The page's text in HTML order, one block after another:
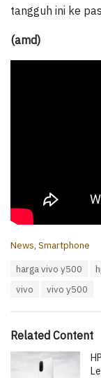
tangguh ini ke
(amd)
C
i
News, Smartphone
harga vivo y500
vivo
vivo y500
Related Content